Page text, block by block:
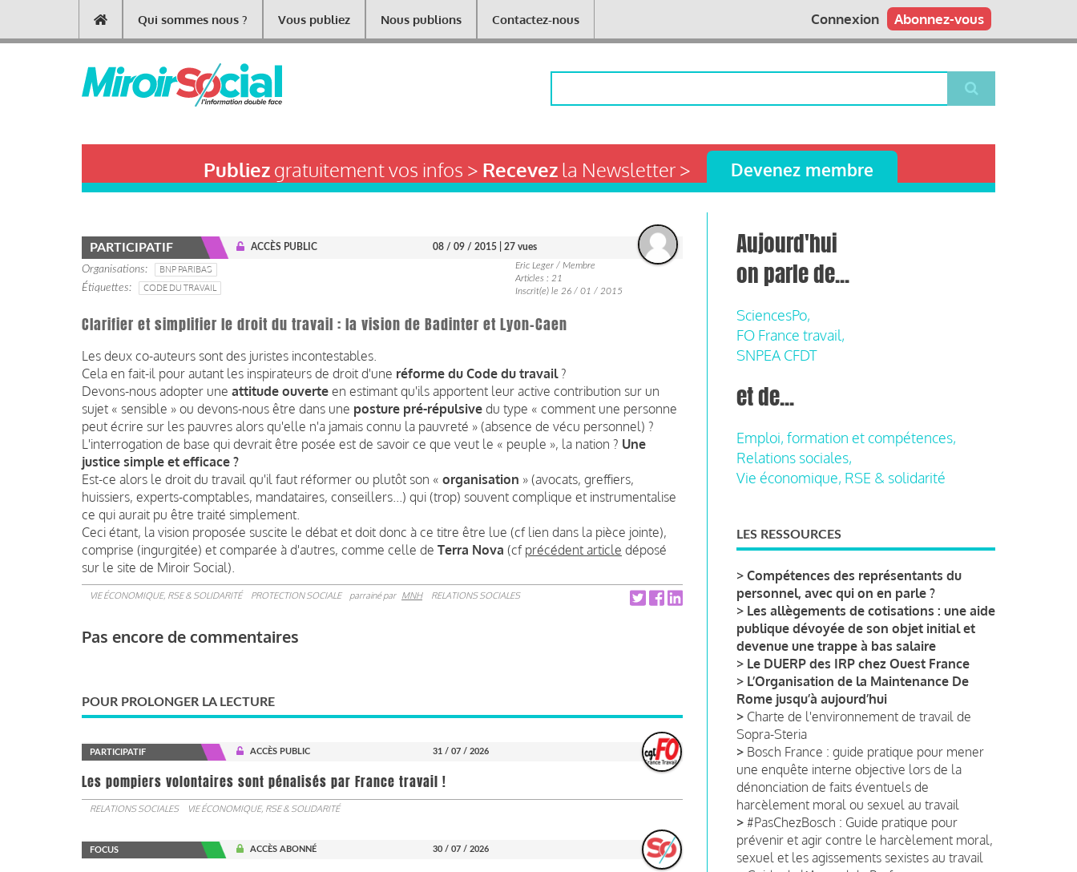
contenu
Main
navigation
Qui sommes nous ? Vous publiez Nous publions Contactez-nous Abonnez-vous
Connexion
Publiezgratuitement vos infos > Recevezla Newsletter > Devenez membre
PARTICIPATIF ACCÈS PUBLIC 08 / 09 / 2015 | 27 vues
Organisations
BNP PARIBAS
Étiquettes
CODE DU TRAVAIL
Eric Leger / Membre
Articles : 21
Inscrit(e) le 26 / 01 / 2015
Clarifier et simplifier le droit du travail : la vision de Badinter et Lyon-Caen
Les deux co-auteurs sont des juristes incontestables.
Cela en fait-il pour autant les inspirateurs de droit d'une réforme du Code du travail?
Devons-nous adopter une attitude ouverte en estimant qu'ils apportent leur active contribution sur un
sujet « sensible » ou devons-nous être dans une posture pré-répulsive du type « comment une personne
peut écrire sur les pauvres alors qu'elle n'a jamais connu la pauvreté » (absence de vécu personnel) ?
L'interrogation de base qui devrait être posée est de savoir ce que veut le « peuple », la nation ? Une
justice simple et efficace ?
Est-ce alors le droit du travail qu'il faut réformer ou plutôt son « organisation » (avocats, greffiers,
huissiers, experts-comptables, mandataires, conseillers...) qui (trop) souvent complique et instrumentalise
ce qui aurait pu être traité simplement.
Ceci étant, la vision proposée suscite le débat et doit donc à ce titre être lue (cf lien dans la pièce jointe),
comprise (ingurgitée) et comparée à d'autres, comme celle de Terra Nova (cf précédent article déposé
sur le site de Miroir Social).
VIE ÉCONOMIQUE, RSE & SOLIDARITÉ PROTECTION SOCIALE parrainé par MNH RELATIONS SOCIALES
Pas encore de commentaires
POUR PROLONGER LA LECTURE
PARTICIPATIF ACCÈS PUBLIC 31 / 07 / 2026
Les pompiers volontaires sont pénalisés par France travail !
RELATIONS SOCIALES VIE ÉCONOMIQUE, RSE & SOLIDARITÉ
FOCUS ACCÈS ABONNÉ 30 / 07 / 2026
Aujourd'hui
on parle de...
SciencesPo,
FO France travail,
SNPEA CFDT
et de...
Emploi, formation et compétences,
Relations sociales,
Vie économique, RSE & solidarité
LES RESSOURCES
> Compétences des représentants du
personnel, avec qui on en parle ?
> Les allègements de cotisations : une aide
publique dévoyée de son objet initial et
devenue une trappe à bas salaire
> Le DUERP des IRP chez Ouest France
> L’Organisation de la Maintenance De
Rome jusqu’à aujourd’hui
> Charte de l'environnement de travail de
Sopra-Steria
> Bosch France : guide pratique pour mener
une enquête interne objective lors de la
dénonciation de faits éventuels de
harcèlement moral ou sexuel au travail
> #PasChezBosch : Guide pratique pour
prévenir et agir contre le harcèlement moral,
sexuel et les agissements sexistes au travail